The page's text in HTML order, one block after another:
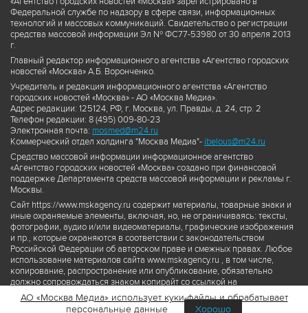
Федеральной службе по надзору в сфере связи, информационных
технологий и массовых коммуникаций. Свидетельство о регистрации
средства массовой информации Эл № ФС77-53980 от 30 апреля 2013
г.
Главный редактор информационного агентства «Агентство городских
новостей «Москва» А.Б. Воронченко.
Учредитель и редакция информационного агентства «Агентство
городских новостей «Москва» - АО «Москва Медиа».
Адрес редакции: 125124, РФ, г. Москва, ул. Правды, д. 24, стр. 2
Телефон редакции: 8 (495) 009-80-23
Электронная почта: mosmed@m24.ru
Коммерческий отдел холдинга "Москва Медиа"- ibelous@m24.ru
Средство массовой информации информационное агентство
«Агентство городских новостей «Москва» создано при финансовой
поддержке Департамента средств массовой информации и рекламы г.
Москвы.
Сайт https://www.mskagency.ru содержит материалы, товарные знаки и
иные охраняемые элементы, включая, но, не ограничиваясь: тексты,
фотографии, аудио и/или видеоматериалы, графические изображения
и пр., которые охраняются в соответствии с законодательством
Российской Федерации об авторском праве и смежных правах. Любое
использование материалов сайта www.mskagency.ru , в том числе,
копирование, распространение или опубликование, обязательно
должно сопровождаться знаком копирайт со ссылкой на
правообладателя © АО «Москва Медиа», а также гиперссылкой на сайт
www.mskagency.ru как на первоисточник информации. Переработка
АО «Москва Медиа» использует куки-файлы и обрабатывает
персональные данные
Хорошо